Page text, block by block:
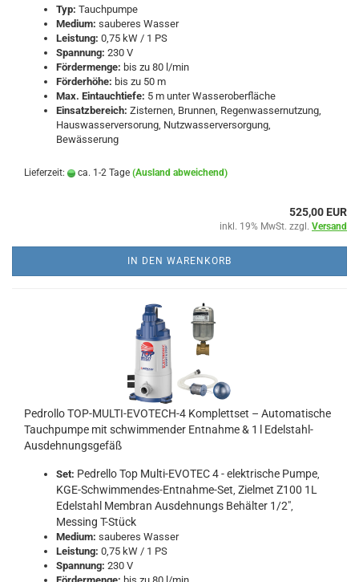
Typ: Tauchpumpe
Medium: sauberes Wasser
Leistung: 0,75 kW / 1 PS
Spannung: 230 V
Fördermenge: bis zu 80 l/min
Förderhöhe: bis zu 50 m
Max. Eintauchtiefe: 5 m unter Wasseroberfläche
Einsatzbereich: Zisternen, Brunnen, Regenwassernutzung,
Hauswasserversorung, Nutzwasserversorgung,
Bewässerung
Lieferzeit: ca. 1-2 Tage (Ausland abweichend)
525,00 EUR
inkl. 19% MwSt. zzgl. Versand
IN DEN WARENKORB
Pedrollo TOP-MULTI-EVOTECH-4 Komplettset – Automatische
Tauchpumpe mit schwimmender Entnahme & 1 l Edelstahl-
Ausdehnungsgefäß
Set: Pedrello Top Multi-EVOTEC 4 - elektrische Pumpe,
KGE-Schwimmendes-Entnahme-Set, Zielmet Z100 1L
Edelstahl Membran Ausdehnungs Behälter 1/2",
Messing T-Stück
Medium: sauberes Wasser
Leistung: 0,75 kW / 1 PS
Spannung: 230 V